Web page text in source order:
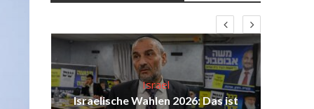
Israel
Israelische Wahlen 2026: Das ist